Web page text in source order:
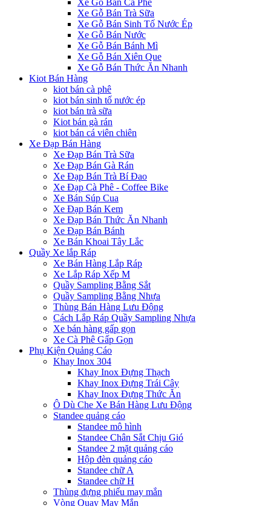
Xe Gỗ Bán Cà Phê
Xe Gỗ Bán Trà Sữa
Xe Gỗ Bán Sinh Tố Nước Ép
Xe Gỗ Bán Nước
Xe Gỗ Bán Bánh Mì
Xe Gỗ Bán Xiên Que
Xe Gỗ Bán Thức Ăn Nhanh
Kiot Bán Hàng
kiot bán cà phê
kiot bán sinh tố nước ép
kiot bán trà sữa
Kiot bán gà rán
kiot bán cá viên chiên
Xe Đạp Bán Hàng
Xe Đạp Bán Trà Sữa
Xe Đạp Bán Gà Rán
Xe Đạp Bán Trà Bí Đao
Xe Đạp Cà Phê - Coffee Bike
Xe Bán Súp Cua
Xe Đạp Bán Kem
Xe Đạp Bán Thức Ăn Nhanh
Xe Đạp Bán Bánh
Xe Bán Khoai Tây Lắc
Quầy Xe lắp Ráp
Xe Bán Hàng Lắp Ráp
Xe Lắp Ráp Xếp M
Quầy Sampling Bằng Sắt
Quầy Sampling Bằng Nhựa
Thùng Bán Hàng Lưu Động
Cách Lắp Ráp Quầy Sampling Nhựa
Xe bán hàng gấp gọn
Xe Cà Phê Gấp Gọn
Phụ Kiện Quảng Cáo
Khay Inox 304
Khay Inox Đựng Thạch
Khay Inox Đựng Trái Cây
Khay Inox Đựng Thức Ăn
Ô Dù Che Xe Bán Hàng Lưu Động
Standee quảng cáo
Standee mô hình
Standee Chân Sắt Chịu Gió
Standee 2 mặt quảng cáo
Hộp đèn quảng cáo
Standee chữ A
Standee chữ H
Thùng đựng phiếu may mắn
Vòng Quay May Mắn